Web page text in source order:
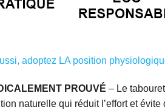
adoptez LA position
PROUVÉ – Le
naturelle qui réduit l’effort et